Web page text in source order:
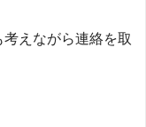
えながら連絡を取